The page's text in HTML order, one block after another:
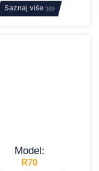
Saznaj više
Model:
R70